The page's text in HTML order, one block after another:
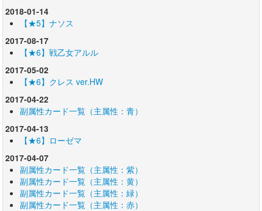
2018-01-14
【★5】ナソス
2017-08-17
【★6】戦乙女アルル
2017-05-02
【★6】クレス ver.HW
2017-04-22
副属性カード一覧（主属性：青）
2017-04-13
【★6】ローゼマ
2017-04-07
副属性カード一覧（主属性：紫）
副属性カード一覧（主属性：黄）
副属性カード一覧（主属性：緑）
副属性カード一覧（主属性：赤）